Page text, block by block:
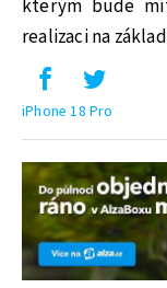
kterým bude
realizaci na
iPhone 18 Pro